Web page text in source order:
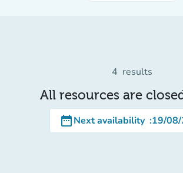
4 results
All resources are
date_rangeNext availability :19/